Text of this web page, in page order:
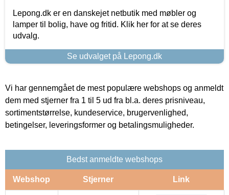
Lepong.dk er en danskejet netbutik med møbler og
lamper til bolig, have og fritid. Klik her for at se deres
udvalg.
Se udvalget på Lepong.dk
Vi har gennemgået de mest populære webshops og anmeldt
dem med stjerner fra 1 til 5 ud fra bl.a. deres prisniveau,
sortimentstørrelse, kundeservice, brugervenlighed,
betingelser, leveringsformer og betalingsmuligheder.
Bedst anmeldte webshops
Webshop Stjerner Link